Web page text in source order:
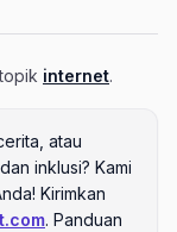
internet.
atau
inklusi? Kami
Kirimkan
. Panduan